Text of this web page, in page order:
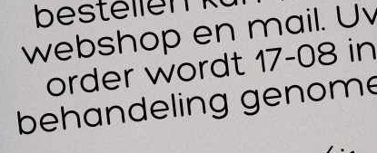
vele eeuwen door natuurvolkeren volop gebruikt als
gewrichtsbeschadigingen. Flexi Forte bevat o.a.
anti-inflammatoire, vermindert de zwelling en pijn
behandeling van artrose en andere gewrichtsklachten.
Gebruik Rowo Flexi Forte: